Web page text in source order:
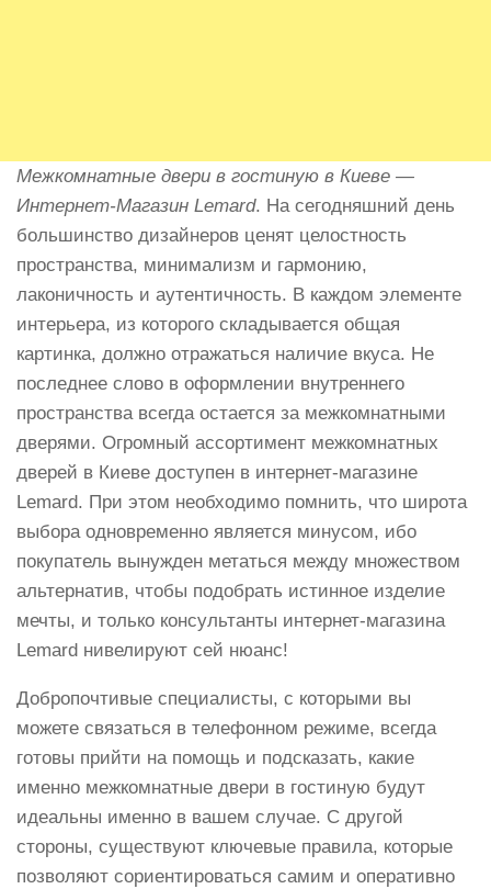
Межкомнатные двери в гостиную в Киеве —
Интернет-Магазин Lemard. На сегодняшний день
большинство дизайнеров ценят целостность
пространства, минимализм и гармонию,
лаконичность и аутентичность. В каждом элементе
интерьера, из которого складывается общая
картинка, должно отражаться наличие вкуса. Не
последнее слово в оформлении внутреннего
пространства всегда остается за межкомнатными
дверями. Огромный ассортимент межкомнатных
дверей в Киеве доступен в интернет-магазине
Lemard. При этом необходимо помнить, что широта
выбора одновременно является минусом, ибо
покупатель вынужден метаться между множеством
альтернатив, чтобы подобрать истинное изделие
мечты, и только консультанты интернет-магазина
Lemard нивелируют сей нюанс!
Добропочтивые специалисты, с которыми вы
можете связаться в телефонном режиме, всегда
готовы прийти на помощь и подсказать, какие
именно межкомнатные двери в гостиную будут
идеальны именно в вашем случае. С другой
стороны, существуют ключевые правила, которые
позволяют сориентироваться самим и оперативно